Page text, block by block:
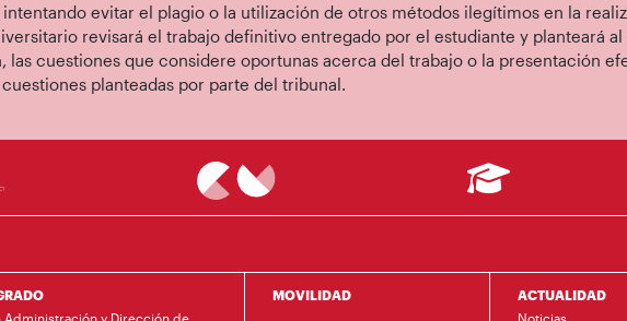
evitar el plagio o la utilización de otros métodos ilegítimos en la
revisará el trabajo definitivo entregado por el estudiante y planteará al
las cuestiones que considere oportunas acerca del trabajo o la presentación
cuestiones planteadas por parte del tribunal.
Administración y Dirección de
MOVILIDAD
ACTUALIDAD
Noticias